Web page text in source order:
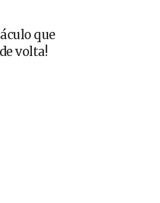
que
volta!